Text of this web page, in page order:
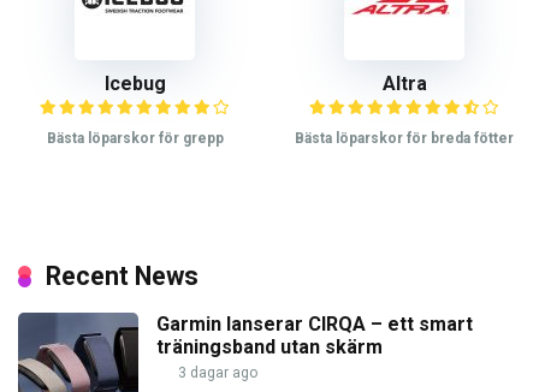
Icebug
Bästa löparskor för grepp
Altra
Bästa löparskor för breda fötter
Recent News
Garmin lanserar CIRQA – ett smart
träningsband utan skärm
3 dagar ago